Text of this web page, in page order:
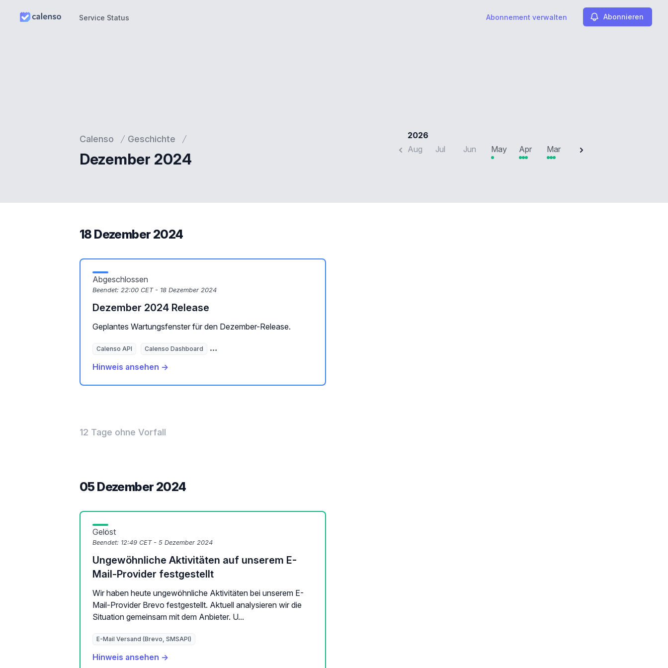
Service Status Abonnement verwalten Abonnieren
Calenso Geschichte
Dezember 2024
2026
Aug
Jul Jun May Apr Mar Feb
18 Dezember 2024
Abgeschlossen
Beendet: 22:00 CET - 18 Dezember 2024
Dezember 2024 Release
Geplantes Wartungsfenster für den Dezember-Release.
Calenso API Calenso Dashboard Buchungswidget
Hinweis ansehen →
12 Tage ohne Vorfall
05 Dezember 2024
Gelöst
Beendet: 12:49 CET - 5 Dezember 2024
Ungewöhnliche Aktivitäten auf unserem E-
Mail-Provider festgestellt
Wir haben heute ungewöhnliche Aktivitäten bei unserem E-
Mail-Provider Brevo festgestellt. Aktuell analysieren wir die
Situation gemeinsam mit dem Anbieter. U...
E-Mail Versand (Brevo, SMSAPI)
Hinweis ansehen →